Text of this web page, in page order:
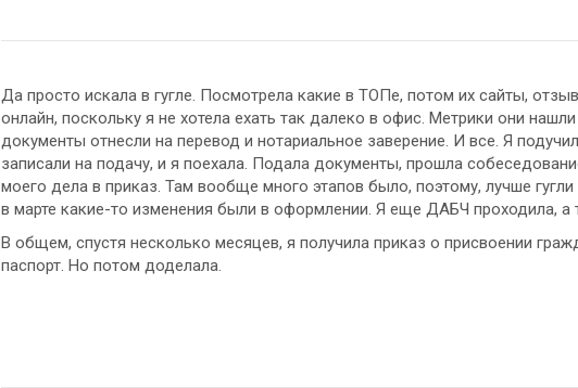
Да просто искала в гугле. Посмотрела какие в ТОПе, потом их сайты,
онлайн, поскольку я не хотела ехать так далеко в офис. Метрики они
документы отнесли на перевод и нотариальное заверение. И все. Я
записали на подачу, и я поехала. Подала документы, прошла
моего дела в приказ. Там вообще много этапов было, поэтому, лучше
в марте какие-то изменения были в оформлении. Я еще ДАБЧ проходила, а
В общем, спустя несколько месяцев, я получила приказ о присвоении
паспорт. Но потом доделала.